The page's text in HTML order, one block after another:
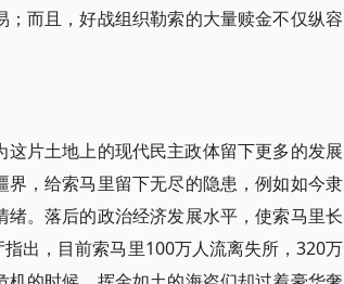
而且，好战组织勒索的大量赎金不仅纵容
片土地上的现代民主政体留下更多的发展
，给索马里留下无尽的隐患，例如如今隶
。落后的政治经济发展水平，使索马里长
出，目前索马里100万人流离失所，320万